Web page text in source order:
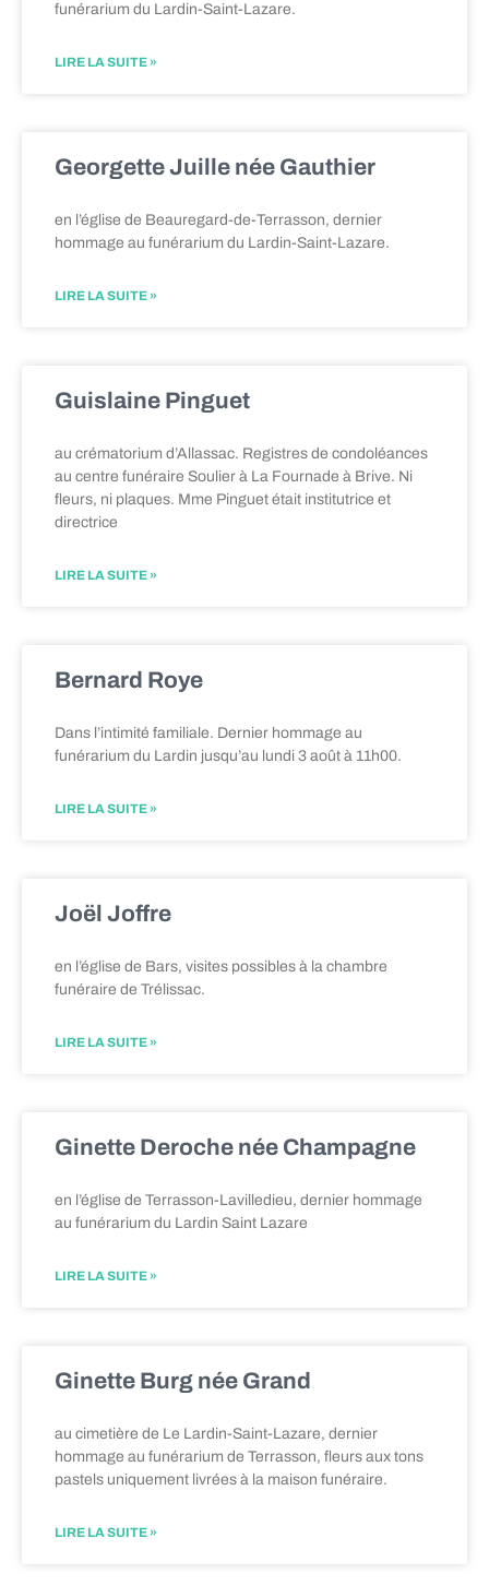
funérarium du Lardin-Saint-Lazare.
LIRE LA SUITE »
Georgette Juille née Gauthier
en l’église de Beauregard-de-Terrasson, dernier
hommage au funérarium du Lardin-Saint-Lazare.
LIRE LA SUITE »
Guislaine Pinguet
au crématorium d’Allassac. Registres de condoléances
au centre funéraire Soulier à La Fournade à Brive. Ni
fleurs, ni plaques. Mme Pinguet était institutrice et
directrice
LIRE LA SUITE »
Bernard Roye
Dans l’intimité familiale. Dernier hommage au
funérarium du Lardin jusqu’au lundi 3 août à 11h00.
LIRE LA SUITE »
Joël Joffre
en l’église de Bars, visites possibles à la chambre
funéraire de Trélissac.
LIRE LA SUITE »
Ginette Deroche née Champagne
en l’église de Terrasson-Lavilledieu, dernier hommage
au funérarium du Lardin Saint Lazare
LIRE LA SUITE »
Ginette Burg née Grand
au cimetière de Le Lardin-Saint-Lazare, dernier
hommage au funérarium de Terrasson, fleurs aux tons
pastels uniquement livrées à la maison funéraire.
LIRE LA SUITE »